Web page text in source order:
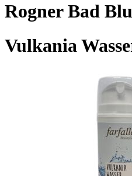
Rogner Bad
Vulkania